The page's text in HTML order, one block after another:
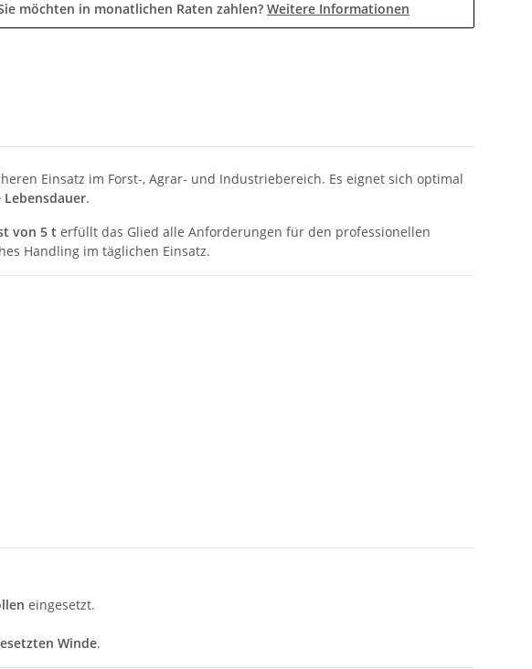
möchten in monatlichen Raten zahlen? Weitere Informationen
Einsatz im Forst-, Agrar- und Industriebereich. Es eignet sich optimal
Lebensdauer.
von 5 t erfüllt das Glied alle Anforderungen für den professionellen
Handling im täglichen Einsatz.
eingesetzt.
Winde.